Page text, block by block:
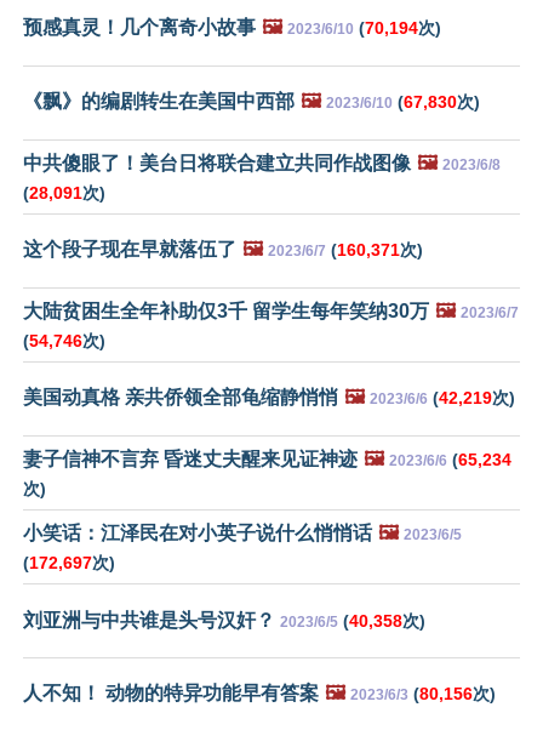
预感真灵！几个离奇小故事 🖼️ 2023/6/10 (70,194次)
《飘》的编剧转生在美国中西部 🖼️ 2023/6/10 (67,830次)
中共傻眼了！美台日将联合建立共同作战图像 🖼️ 2023/6/8
(28,091次)
这个段子现在早就落伍了 🖼️ 2023/6/7 (160,371次)
大陆贫困生全年补助仅3千 留学生每年笑纳30万 🖼️ 2023/6/7
(54,746次)
美国动真格 亲共侨领全部龟缩静悄悄 🖼️ 2023/6/6 (42,219次)
妻子信神不言弃 昏迷丈夫醒来见证神迹 🖼️ 2023/6/6 (65,234
次)
小笑话：江泽民在对小英子说什么悄悄话 🖼️ 2023/6/5
(172,697次)
刘亚洲与中共谁是头号汉奸？ 2023/6/5 (40,358次)
人不知！ 动物的特异功能早有答案 🖼️ 2023/6/3 (80,156次)